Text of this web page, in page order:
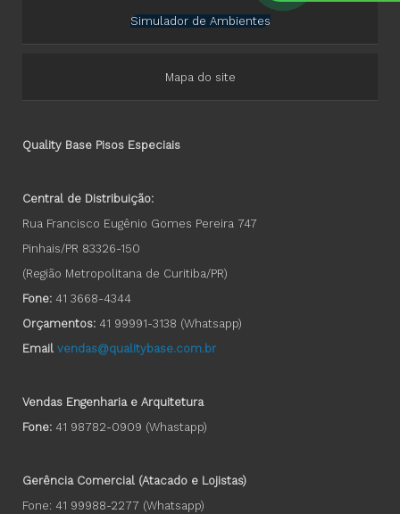
Simulador de Ambientes
Mapa do site
Quality Base Pisos Especiais
Central de Distribuição:
Rua Francisco Eugênio Gomes Pereira 747
Pinhais/PR 83326-150
(Região Metropolitana de Curitiba/PR)
Fone: 41 3668-4344
Orçamentos: 41 99991-3138 (Whatsapp)
Email vendas@qualitybase.com.br
Vendas Engenharia e Arquitetura
Fone: 41 98782-0909 (Whastapp)
Gerência Comercial (Atacado e Lojistas)
Fone: 41 99988-2277 (Whatsapp)